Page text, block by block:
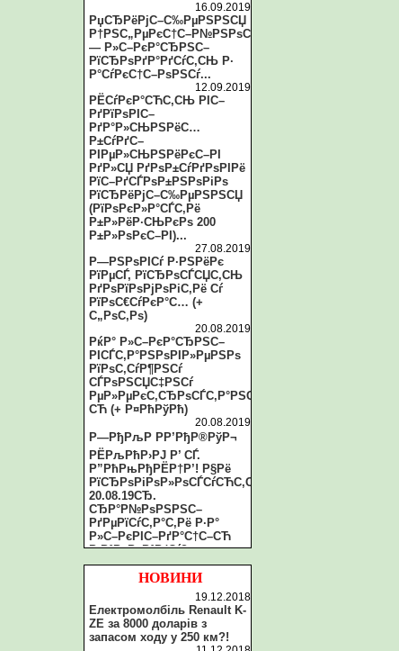
16.09.2019
РџСЂРёРјС–С‰РµРЅРЅСЏ
Р†РЅС„РµРєС†С–Р№РЅРѕС
— Р»С–РєР°СЂРЅС–
РїСЂРѕРґР°РґСѓС‚СЊ Р·
Р°СѓРєС†С–РѕРЅСѓ...
12.09.2019
РЁСѓРєР°СЋС‚СЊ РІС–
РґРїРѕРІС–
РґР°Р»СЊРЅРёС…
Р±СѓРґС–
РІРµР»СЊРЅРёРєС–РІ
РґР»СЏ РґРѕР±СѓРґРѕРІРё
РїС–РґСЃРѕР±РЅРѕРіРѕ
РїСЂРёРјС–С‰РµРЅРЅСЏ
(РїРѕРєР»Р°СЃС‚Рё
Р±Р»РёР·СЊРєРѕ 200
Р±Р»РѕРєС–РІ)...
27.08.2019
Р—РЅРѕРІСѓ Р·РЅРёРє
РїРµСЃ, РїСЂРѕСЃСЏС‚СЊ
РґРѕРїРѕРјРѕРіС‚Рё Сѓ
РїРѕС€СѓРєР°С… (+
С„РѕС‚Рѕ)
20.08.2019
РќР° Р»С–РєР°СЂРЅС–
РІСЃС‚Р°РЅРѕРІР»РµРЅРѕ
РїРѕС‚СѓР¶РЅСѓ
СЃРѕРЅСЏС‡РЅСѓ
РµР»РµРєС‚СЂРѕСЃС‚Р°РЅС†С–
СЋ (+ Р¤РћРўРћ)
20.08.2019
Р—РђРљР РР’РђР®РўР¬
РЁРљРћР›РЈ Р’ СЃ.
Р”РћРњРђРЁР†Р’! Р§Рё
РїСЂРѕРіРѕР»РѕСЃСѓСЋС‚СЊ
20.08.19СЂ.
СЂР°Р№РѕРЅРЅС–
РґРµРїСѓС‚Р°С‚Рё Р·Р°
Р»С–РєРІС–РґР°С†С–СЋ
Р·Р°РєР»Р°РґСѓ?
20.08.2019
Рў.Р·РІ. СЂР°Р№СЂР°РґР°
РїСЂРѕС†РµСЃ Р»С–РєРІС–
РґР°С†С–С—
СЂР°Р№РѕРЅРєРё С‚Р°
Р»РёС€
НОВИНИ
19.12.2018
Електромолбіль Renault K-
ZE за 8000 доларів з
запасом ходу у 250 км?!